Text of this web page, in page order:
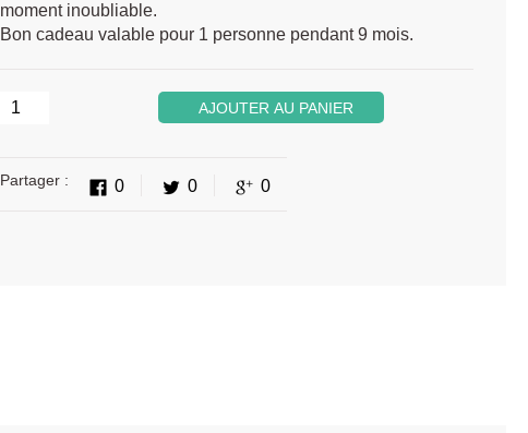
moment inoubliable.
Bon cadeau valable pour 1 personne pendant 9 mois.
AJOUTER AU PANIER
Partager : 0 0 0